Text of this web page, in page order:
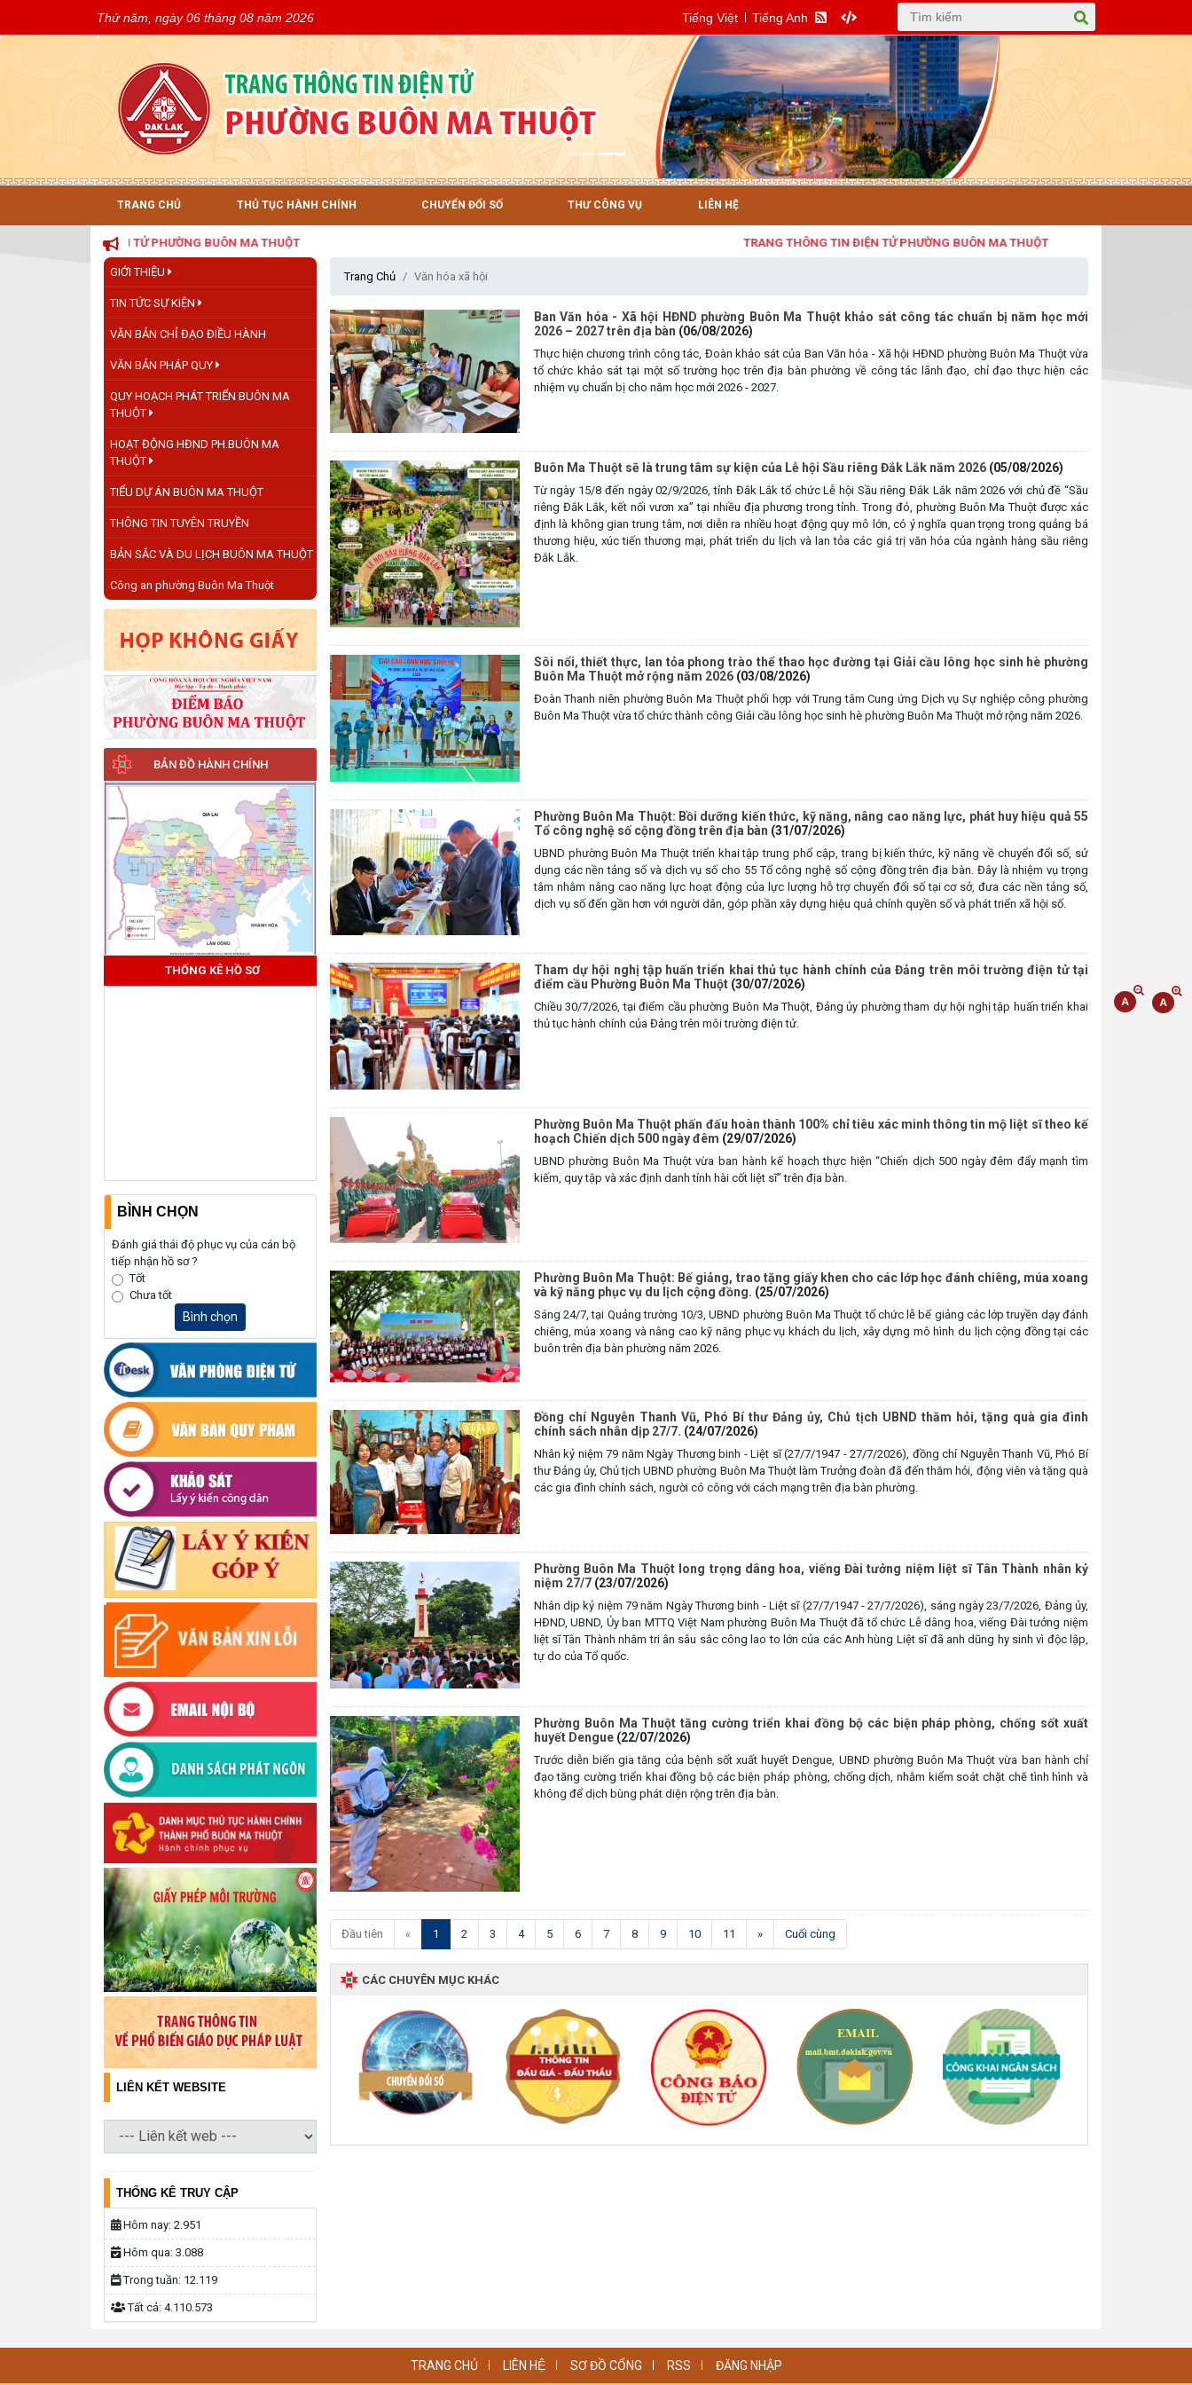
Thứ năm, ngày 06 tháng 08 năm 2026 Tiếng Việt Tiếng Anh
TRANG CHỦ THỦ TỤC HÀNH CHÍNH CHUYỂN ĐỔI SỐ THƯ CÔNG VỤ LIÊN HỆ
TIN ĐIỆN TỬ PHƯỜNG BUÔN MA THUỘT TRANG THÔNG TIN ĐIỆN TỬ PHƯỜNG BUÔN MA THUỘT
GIỚI THIỆU
TIN TỨC SỰ KIỆN
VĂN BẢN CHỈ ĐẠO ĐIỀU HÀNH
VĂN BẢN PHÁP QUY
QUY HOẠCH PHÁT TRIỂN BUÔN MA
THUỘT
HOẠT ĐỘNG HĐND PH.BUÔN MA
THUỘT
TIỂU DỰ ÁN BUÔN MA THUỘT
THÔNG TIN TUYÊN TRUYỀN
BẢN SẮC VÀ DU LỊCH BUÔN MA THUỘT
Công an phường Buôn Ma Thuột
BẢN ĐỒ HÀNH CHÍNH
THỐNG KÊ HỒ SƠ
BÌNH CHỌN
Đánh giá thái độ phục vụ của cán bộ
tiếp nhận hồ sơ ?
Tốt
Chưa tốt
Bình chọn
LIÊN KẾT WEBSITE
THỐNG KÊ TRUY CẬP
Hôm nay: 2.951
Hôm qua: 3.088
Trong tuần: 12.119
Tất cả: 4.110.573
Trang Chủ Văn hóa xã hội
Ban Văn hóa - Xã hội HĐND phường Buôn Ma Thuột khảo sát công tác chuẩn bị năm học mới
2026 – 2027 trên địa bàn (06/08/2026)
Thực hiện chương trình công tác, Đoàn khảo sát của Ban Văn hóa - Xã hội HĐND phường Buôn Ma Thuột vừa
tổ chức khảo sát tại một số trường học trên địa bàn phường về công tác lãnh đạo, chỉ đạo thực hiện các
nhiệm vụ chuẩn bị cho năm học mới 2026 - 2027.
Buôn Ma Thuột sẽ là trung tâm sự kiện của Lễ hội Sầu riêng Đắk Lắk năm 2026 (05/08/2026)
Từ ngày 15/8 đến ngày 02/9/2026, tỉnh Đắk Lắk tổ chức Lễ hội Sầu riêng Đắk Lắk năm 2026 với chủ đề “Sầu
riêng Đắk Lắk, kết nối vươn xa” tại nhiều địa phương trong tỉnh. Trong đó, phường Buôn Ma Thuột được xác
định là không gian trung tâm, nơi diễn ra nhiều hoạt động quy mô lớn, có ý nghĩa quan trọng trong quảng bá
thương hiệu, xúc tiến thương mại, phát triển du lịch và lan tỏa các giá trị văn hóa của ngành hàng sầu riêng
Đắk Lắk.
Sôi nổi, thiết thực, lan tỏa phong trào thể thao học đường tại Giải cầu lông học sinh hè phường
Buôn Ma Thuột mở rộng năm 2026 (03/08/2026)
Đoàn Thanh niên phường Buôn Ma Thuột phối hợp với Trung tâm Cung ứng Dịch vụ Sự nghiệp công phường
Buôn Ma Thuột vừa tổ chức thành công Giải cầu lông học sinh hè phường Buôn Ma Thuột mở rộng năm 2026.
Phường Buôn Ma Thuột: Bồi dưỡng kiến thức, kỹ năng, nâng cao năng lực, phát huy hiệu quả 55
Tổ công nghệ số cộng đồng trên địa bàn (31/07/2026)
UBND phường Buôn Ma Thuột triển khai tập trung phổ cập, trang bị kiến thức, kỹ năng về chuyển đổi số, sử
dụng các nền tảng số và dịch vụ số cho 55 Tổ công nghệ số cộng đồng trên địa bàn. Đây là nhiệm vụ trọng
tâm nhằm nâng cao năng lực hoạt động của lực lượng hỗ trợ chuyển đổi số tại cơ sở, đưa các nền tảng số,
dịch vụ số đến gần hơn với người dân, góp phần xây dựng hiệu quả chính quyền số và phát triển xã hội số.
Tham dự hội nghị tập huấn triển khai thủ tục hành chính của Đảng trên môi trường điện tử tại
điểm cầu Phường Buôn Ma Thuột (30/07/2026)
Chiều 30/7/2026, tại điểm cầu phường Buôn Ma Thuột, Đảng ủy phường tham dự hội nghị tập huấn triển khai
thủ tục hành chính của Đảng trên môi trường điện tử.
Phường Buôn Ma Thuột phấn đấu hoàn thành 100% chỉ tiêu xác minh thông tin mộ liệt sĩ theo kế
hoạch Chiến dịch 500 ngày đêm (29/07/2026)
UBND phường Buôn Ma Thuột vừa ban hành kế hoạch thực hiện “Chiến dịch 500 ngày đêm đẩy mạnh tìm
kiếm, quy tập và xác định danh tính hài cốt liệt sĩ” trên địa bàn.
Phường Buôn Ma Thuột: Bế giảng, trao tặng giấy khen cho các lớp học đánh chiêng, múa xoang
và kỹ năng phục vụ du lịch cộng đồng. (25/07/2026)
Sáng 24/7, tại Quảng trường 10/3, UBND phường Buôn Ma Thuột tổ chức lễ bế giảng các lớp truyền dạy đánh
chiêng, múa xoang và nâng cao kỹ năng phục vụ khách du lịch, xây dựng mô hình du lịch cộng đồng tại các
buôn trên địa bàn phường năm 2026.
Đồng chí Nguyễn Thanh Vũ, Phó Bí thư Đảng ủy, Chủ tịch UBND thăm hỏi, tặng quà gia đình
chính sách nhân dịp 27/7. (24/07/2026)
Nhân kỷ niệm 79 năm Ngày Thương binh - Liệt sĩ (27/7/1947 - 27/7/2026), đồng chí Nguyễn Thanh Vũ, Phó Bí
thư Đảng ủy, Chủ tịch UBND phường Buôn Ma Thuột làm Trưởng đoàn đã đến thăm hỏi, động viên và tặng quà
các gia đình chính sách, người có công với cách mạng trên địa bàn phường.
Phường Buôn Ma Thuột long trọng dâng hoa, viếng Đài tưởng niệm liệt sĩ Tân Thành nhân kỷ
niệm 27/7 (23/07/2026)
Nhân dịp kỷ niệm 79 năm Ngày Thương binh - Liệt sĩ (27/7/1947 - 27/7/2026), sáng ngày 23/7/2026, Đảng ủy,
HĐND, UBND, Ủy ban MTTQ Việt Nam phường Buôn Ma Thuột đã tổ chức Lễ dâng hoa, viếng Đài tưởng niệm
liệt sĩ Tân Thành nhằm tri ân sâu sắc công lao to lớn của các Anh hùng Liệt sĩ đã anh dũng hy sinh vì độc lập,
tự do của Tổ quốc.
Phường Buôn Ma Thuột tăng cường triển khai đồng bộ các biện pháp phòng, chống sốt xuất
huyết Dengue (22/07/2026)
Trước diễn biến gia tăng của bệnh sốt xuất huyết Dengue, UBND phường Buôn Ma Thuột vừa ban hành chỉ
đạo tăng cường triển khai đồng bộ các biện pháp phòng, chống dịch, nhằm kiểm soát chặt chẽ tình hình và
không để dịch bùng phát diện rộng trên địa bàn.
Đầu tiên « 1 (current)
2 3 4 5 6 7 8 9 10 11 » Cuối cùng
CÁC CHUYÊN MỤC KHÁC
TRANG CHỦ LIÊN HỆ SƠ ĐỒ CỔNG RSS ĐĂNG NHẬP